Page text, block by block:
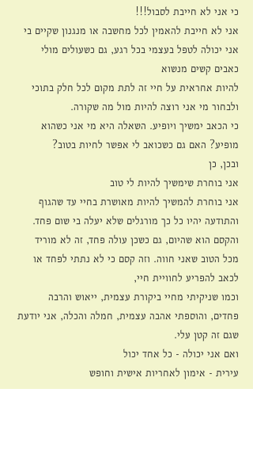
כי אני לא חייבת לסבול!!!
אני לא חייבת להאמין לכל מחשבה או מנגנון שקיים בי
אני יכולה לטפל בעצמי בכל רגע, גם כשעולים מולי
כאבים קשים מנשוא
להיות אחראית על חיי זה לתת מקום לכל חלק בתוכי
ולבחור מי אני רוצה להיות מול מה שקורה.
כי הכאב ימשיך ויופיע. השאלה היא מי אני כשהוא
מופיע? האם גם כשכואב לי אפשר לחיות בטוב?
ובכן, כן
אני בוחרת שימשיך להיות לי טוב
אני בוחרת להמשיך להיות מאושרת בחיי עד שהגוף
והתודעה יהיו כל כך מורגלים שלא יעלה בי שום פחד.
והקסם הוא שהיום, גם כשכן עולה פחד, זה לא מוריד
מכל הטוב שאני חווה. וזה קסם כי לא נתתי לפחד או
לכאב להפריע לחוויית חיי,
וכמו שניקיתי מחיי ביקורת עצמית, ייאוש והרבה
פחדים, והוספתי אהבה עצמית, חמלה והכלה, אני יודעת
שגם זה קטן עלי.
ואם אני יכולה - כל אחד יכול
עירית - אימון לאחריות אישית וחופש